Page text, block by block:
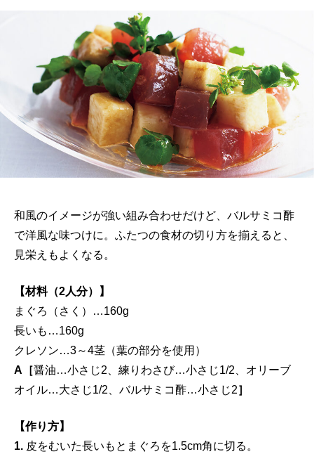
和風のイメージが強い組み合わせだけど、バルサミコ酢
で洋風な味つけに。ふたつの食材の切り方を揃えると、
見栄えもよくなる。
【材料（2人分）】
まぐろ（さく）…160g
長いも…160g
クレソン…3～4茎（葉の部分を使用）
A［醤油…小さじ2、練りわさび…小さじ1/2、オリーブ
オイル…大さじ1/2、バルサミコ酢…小さじ2］
【作り方】
1. 皮をむいた長いもとまぐろを1.5cm角に切る。